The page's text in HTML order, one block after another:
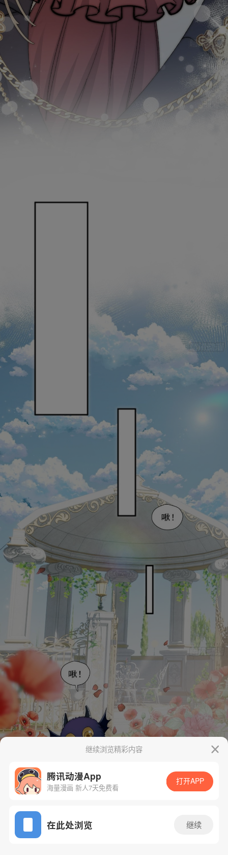
App免费看
继续浏览精彩内容
腾讯动漫App
海量漫画 新人7天免费看
打开APP
在此处浏览 继续